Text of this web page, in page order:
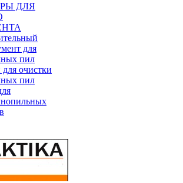
ДЛЯ
для
пил
очистки
пил